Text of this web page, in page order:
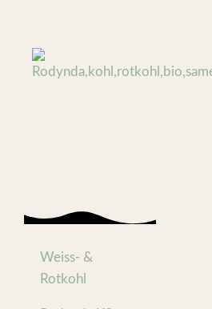
Weiss- &
Rotkohl